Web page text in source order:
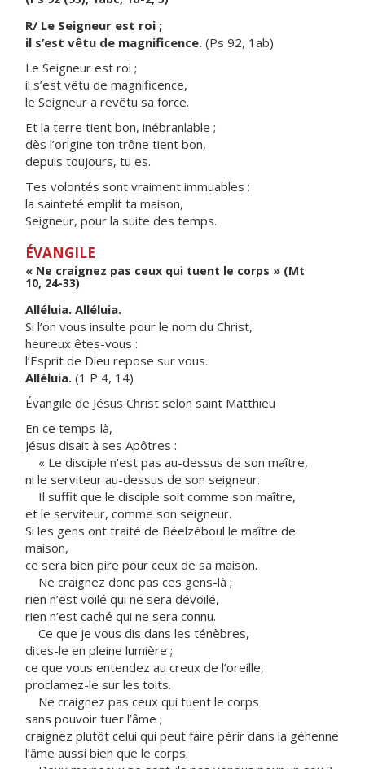
R/ Le Seigneur est roi ;
il s’est vêtu de magnificence. (Ps 92, 1ab)
Le Seigneur est roi ;
il s’est vêtu de magnificence,
le Seigneur a revêtu sa force.
Et la terre tient bon, inébranlable ;
dès l’origine ton trône tient bon,
depuis toujours, tu es.
Tes volontés sont vraiment immuables :
la sainteté emplit ta maison,
Seigneur, pour la suite des temps.
ÉVANGILE
« Ne craignez pas ceux qui tuent le corps » (Mt
10, 24-33)
Alléluia. Alléluia.
Si l’on vous insulte pour le nom du Christ,
heureux êtes-vous :
l’Esprit de Dieu repose sur vous.
Alléluia. (1 P 4, 14)
Évangile de Jésus Christ selon saint Matthieu
En ce temps-là,
Jésus disait à ses Apôtres :
« Le disciple n’est pas au-dessus de son maître,
ni le serviteur au-dessus de son seigneur.
Il suffit que le disciple soit comme son maître,
et le serviteur, comme son seigneur.
Si les gens ont traité de Béelzéboul le maître de
maison,
ce sera bien pire pour ceux de sa maison.
Ne craignez donc pas ces gens-là ;
rien n’est voilé qui ne sera dévoilé,
rien n’est caché qui ne sera connu.
Ce que je vous dis dans les ténèbres,
dites-le en pleine lumière ;
ce que vous entendez au creux de l’oreille,
proclamez-le sur les toits.
Ne craignez pas ceux qui tuent le corps
sans pouvoir tuer l’âme ;
craignez plutôt celui qui peut faire périr dans la géhenne
l’âme aussi bien que le corps.